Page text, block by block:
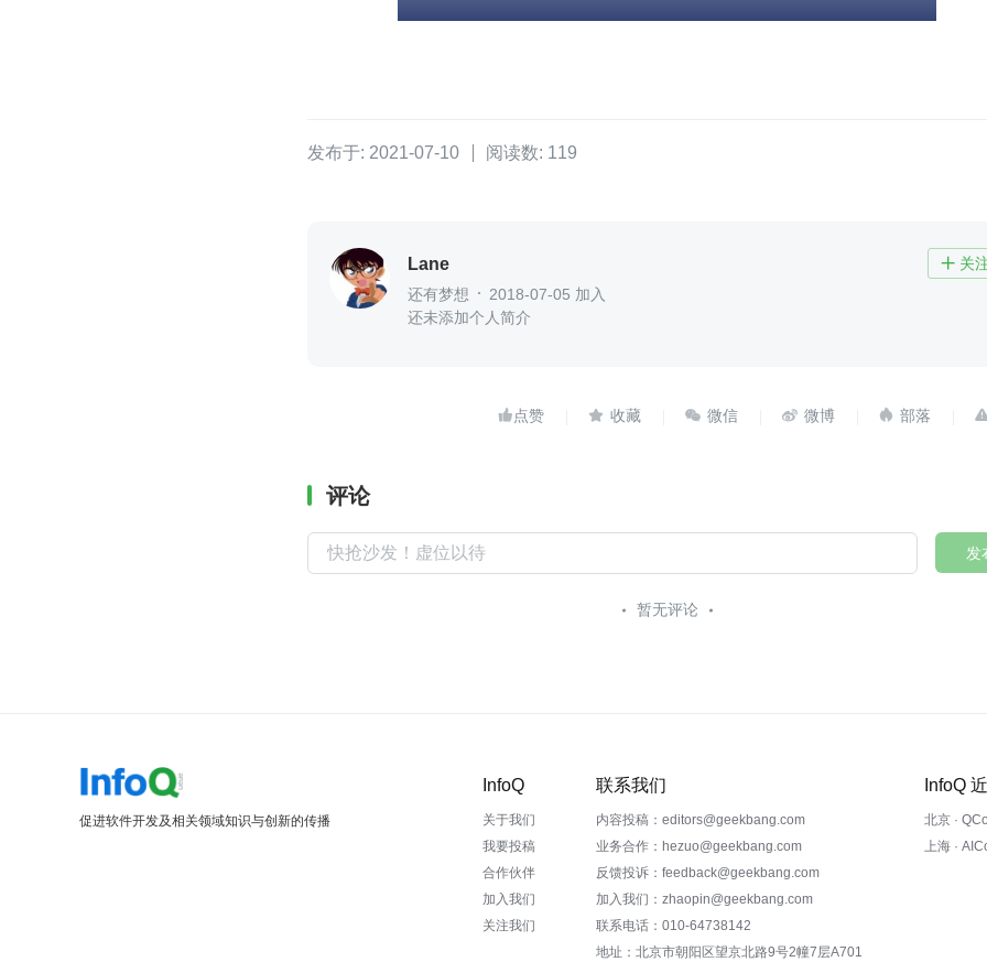
发布于: 2021-07-10 阅读数: 119
Lane  关
还有梦想
2018-07-05 加入
还未添加个人简介
    
评论
发
暂无评论
促进软件开发及相关领域知识与创新的传播
InfoQ
关于我们
我要投稿
合作伙伴
加入我们
关注我们
联系我们
内容投稿：editors@geekbang.com
业务合作：hezuo@geekbang.com
反馈投诉：feedback@geekbang.com
加入我们：zhaopin@geekbang.com
联系电话：010-64738142
地址：北京市朝阳区望京北路9号2幢7层A701
InfoQ
北京 ·
上海 ·